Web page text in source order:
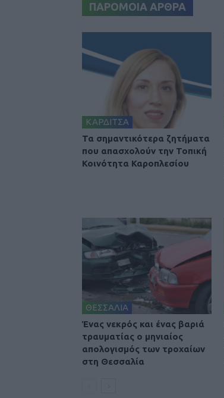
ΠΑΡΟΜΟΙΑ ΑΡΘΡΑ
ΚΑΡΔΙΤΣΑ
Τα σημαντικότερα ζητήματα
που απασχολούν την Τοπική
Κοινότητα Καροπλεσίου
ΘΕΣΣΑΛΙΑ
Ένας νεκρός και ένας βαριά
τραυματίας ο μηνιαίος
απολογισμός των τροχαίων
στη Θεσσαλία